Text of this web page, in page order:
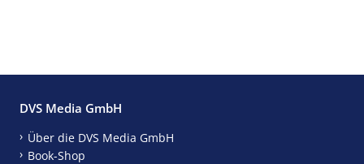
DVS Media GmbH
Über die DVS Media GmbH
Book-Shop